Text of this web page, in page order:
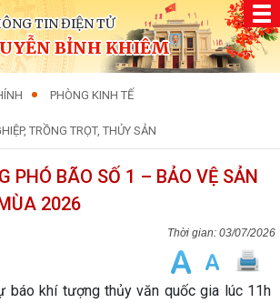
TIN ĐIỆN TỬ
BỈNH KHIÊM
PHÒNG KINH TẾ
TRỒNG TRỌT, THỦY SẢN
PHÓ BÃO SỐ 1 – BẢO VỆ SẢN
2026
03/07/2026
báo khí tượng thủy văn quốc gia lúc 11h